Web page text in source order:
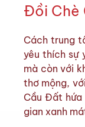
Đồi Chè
Cách trung
yêu thích sự
mà còn với
thơ mộng,
Cầu Đất hứa
gian xanh